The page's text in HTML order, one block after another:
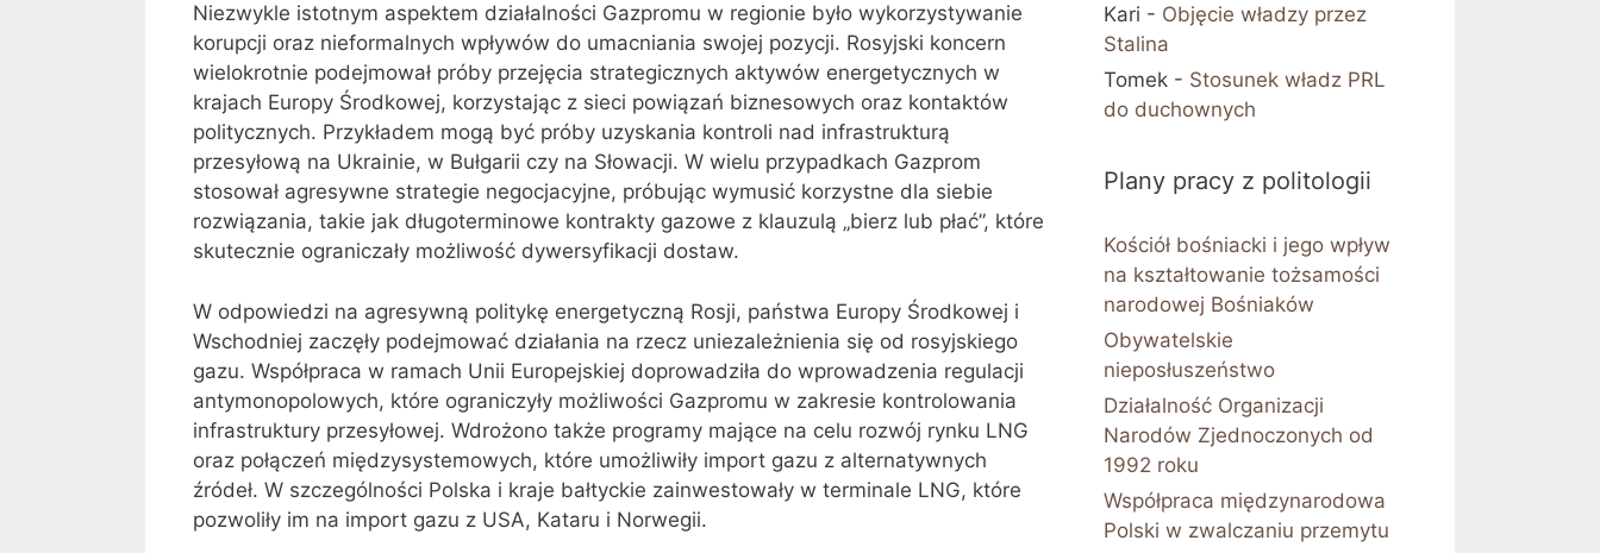
Niezwykle istotnym aspektem działalności Gazpromu w regionie było wykorzystywanie
korupcji oraz nieformalnych wpływów do umacniania swojej pozycji. Rosyjski koncern
wielokrotnie podejmował próby przejęcia strategicznych aktywów energetycznych w
krajach Europy Środkowej, korzystając z sieci powiązań biznesowych oraz kontaktów
politycznych. Przykładem mogą być próby uzyskania kontroli nad infrastrukturą
przesyłową na Ukrainie, w Bułgarii czy na Słowacji. W wielu przypadkach Gazprom
stosował agresywne strategie negocjacyjne, próbując wymusić korzystne dla siebie
rozwiązania, takie jak długoterminowe kontrakty gazowe z klauzulą „bierz lub płać”, które
skutecznie ograniczały możliwość dywersyfikacji dostaw.
W odpowiedzi na agresywną politykę energetyczną Rosji, państwa Europy Środkowej i
Wschodniej zaczęły podejmować działania na rzecz uniezależnienia się od rosyjskiego
gazu. Współpraca w ramach Unii Europejskiej doprowadziła do wprowadzenia regulacji
antymonopolowych, które ograniczyły możliwości Gazpromu w zakresie kontrolowania
infrastruktury przesyłowej. Wdrożono także programy mające na celu rozwój rynku LNG
oraz połączeń międzysystemowych, które umożliwiły import gazu z alternatywnych
źródeł. W szczególności Polska i kraje bałtyckie zainwestowały w terminale LNG, które
pozwoliły im na import gazu z USA, Kataru i Norwegii.
Kari - Objęcie władzy przez
Stalina
Tomek - Stosunek władz PRL
do duchownych
Plany pracy z politologii
Kościół bośniacki i jego wpływ
na kształtowanie tożsamości
narodowej Bośniaków
Obywatelskie
nieposłuszeństwo
Działalność Organizacji
Narodów Zjednoczonych od
1992 roku
Współpraca międzynarodowa
Polski w zwalczaniu przemytu